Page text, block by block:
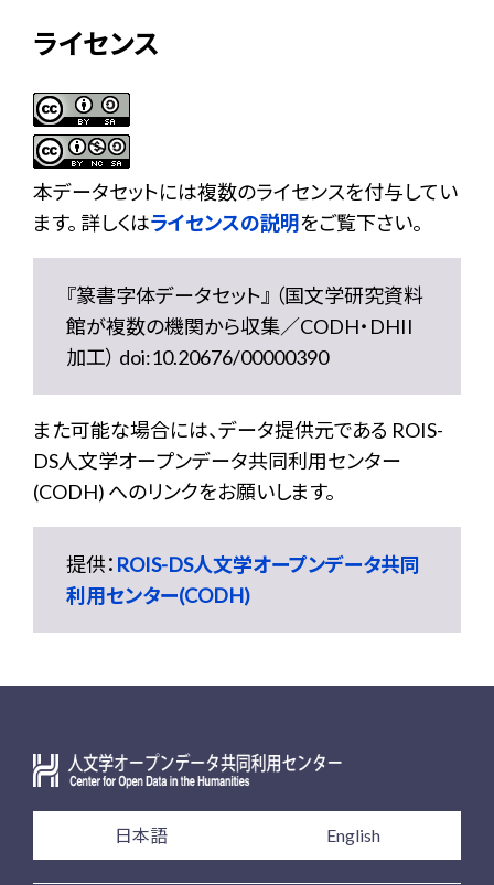
ライセンス
本データセットには複数のライセンスを付与してい
ます。 詳しくはライセンスの説明をご覧下さい。
『篆書字体データセット』 （国文学研究資料
館が複数の機関から収集／CODH・DHII
加工） doi:10.20676/00000390
また可能な場合には、データ提供元である ROIS-
DS人文学オープンデータ共同利用センター
(CODH) へのリンクをお願いします。
提供： ROIS-DS人文学オープンデータ共同
利用センター(CODH)
日本語 English